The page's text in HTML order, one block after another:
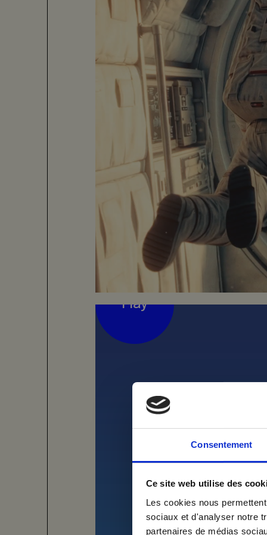
Consentement
Ce site web utilise des
Les cookies nous
sociaux et d'analyser notre
partenaires de médias
garanties, la marque
moments de vie
Territoire de
VOUS Agency
Symbole de
identifiable et
l’ensemble de ses
Signature
Avec « Protecting
slogan historique «
autour d’une
Campagne
Le nouveau territoire
réelles et séquences
universelle à des
prise de parole pose
Impact
Foyer dispose
renforcer la
son évolution auprès
Play
Play
Email